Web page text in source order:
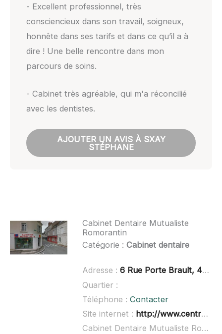
- Excellent professionnel, très
consciencieux dans son travail, soigneux,
honnête dans ses tarifs et dans ce qu’il a à
dire ! Une belle rencontre dans mon
parcours de soins.
- Cabinet très agréable, qui m'a réconcilié
avec les dentistes.
AJOUTER UN AVIS À SXAY
STÉPHANE
Cabinet Dentaire Mutualiste
Romorantin
Catégorie : Cabinet dentaire
Adresse : 6 Rue Porte Brault, 41200 Romorantin-Lanthenay
Quartier :
Téléphone : Contacter
Site internet : http://www.centres-sante-mutualistes.fr/centre/romorantin-181
Cabinet Dentaire Mutualiste Romorantin à domicile :